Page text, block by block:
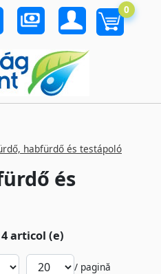
0
habfürdő és testápoló
és
articol (e)
/ pagină